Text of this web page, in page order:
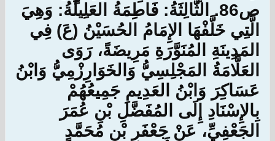
ص86. الثَّالِثَةُ: فَاطِمَةُ العَلِيلَةُ: وَهِيَ
الَّتِي خَلَّفْهَا الإِمَامُ الحُسَيْنُ (عَ) فِي
المَدِينَةِ المُنَوَّرَةِ مَرِيضَةً، رَوَى
العَلَّامَةُ المَجْلِسِيُّ وَالخَوَارِزْمِيُّ وَابْنُ
عَسَاكِرَ وَابْنُ العَدِيمِ جَمِيعُهُمْ
بِالإِسْنَادِ إِلَى المُفَضَّلِ بْنِ عُمَرَ
الجَعْفِيِّ، عَنْ جَعْفَرِ بْنِ مُحَمَّدٍ